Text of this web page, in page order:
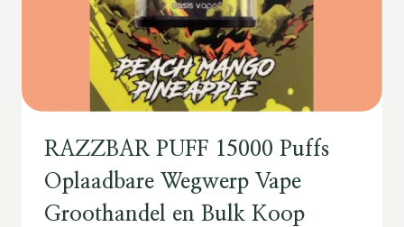
RAZZBAR PUFF 15000 Puffs
Oplaadbare Wegwerp Vape
Groothandel en Bulk Koop